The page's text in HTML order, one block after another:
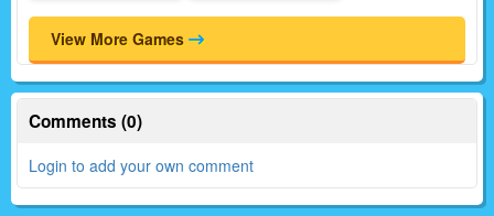
View More Games
Comments (0)
Login to add your own comment